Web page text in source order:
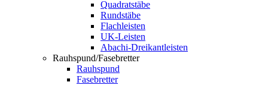
Quadratstäbe
Rundstäbe
Flachleisten
UK-Leisten
Abachi-Dreikantleisten
Rauhspund/Fasebretter
Rauhspund
Fasebretter